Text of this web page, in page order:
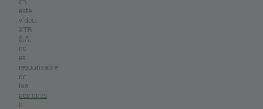
este
vídeo.
XTB
S.A.
no
es
responsable
de
las
acciones
u